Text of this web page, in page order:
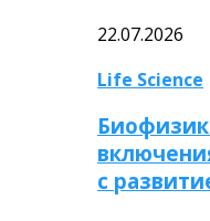
22.07.2026
Life Science
с